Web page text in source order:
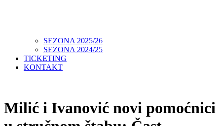
SEZONA 2025/26
SEZONA 2024/25
TICKETING
KONTAKT
Milić i Ivanović novi pomoćnici